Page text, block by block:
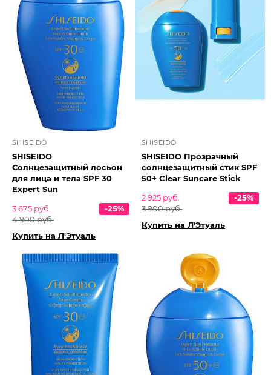
SHISEIDO
SHISEIDO
Солнцезащитный лосьон
для лица и тела SPF 30
Expert Sun
3 675 руб.
4 900 руб.
-25%
Купить на Л'Этуаль
SHISEIDO
SHISEIDO Прозрачный
солнцезащитный стик SPF
50+ Clear Suncare Stick
2 925 руб.
3 900 руб.
-25%
Купить на Л'Этуаль